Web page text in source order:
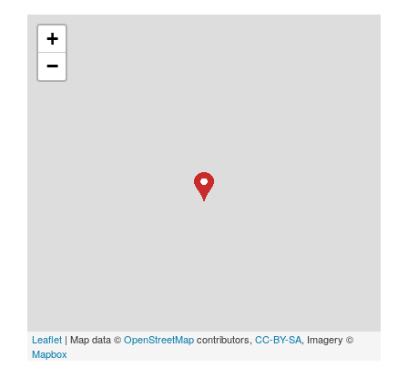
+
−
Leaflet | Map data ©OpenStreetMapcontributors, CC-BY-SA, Imagery ©
Mapbox